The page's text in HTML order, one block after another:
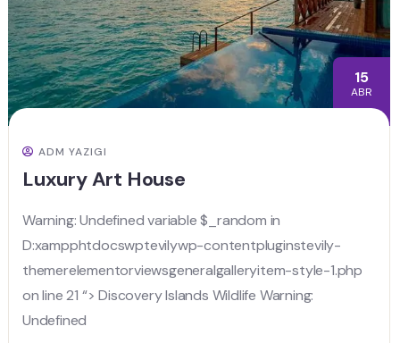
15
ABR
ADM YAZIGI
Luxury Art House
Warning: Undefined variable $_random in
D:xampphtdocswptevilywp-contentpluginstevily-
themerelementorviewsgeneralgalleryitem-style-1.php
on line 21 “> Discovery Islands Wildlife Warning:
Undefined